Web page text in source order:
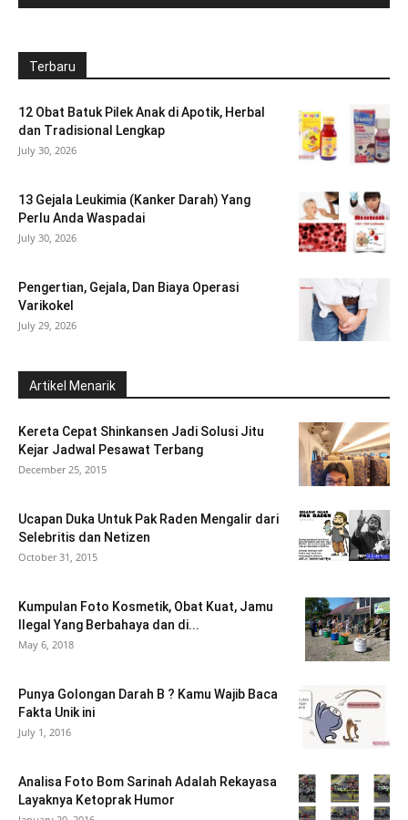
Terbaru
12 Obat Batuk Pilek Anak di Apotik, Herbal
dan Tradisional Lengkap
July 30, 2026
13 Gejala Leukimia (Kanker Darah) Yang
Perlu Anda Waspadai
July 30, 2026
Pengertian, Gejala, Dan Biaya Operasi
Varikokel
July 29, 2026
Artikel Menarik
Kereta Cepat Shinkansen Jadi Solusi Jitu
Kejar Jadwal Pesawat Terbang
December 25, 2015
Ucapan Duka Untuk Pak Raden Mengalir dari
Selebritis dan Netizen
October 31, 2015
Kumpulan Foto Kosmetik, Obat Kuat, Jamu
Ilegal Yang Berbahaya dan di...
May 6, 2018
Punya Golongan Darah B ? Kamu Wajib Baca
Fakta Unik ini
July 1, 2016
Analisa Foto Bom Sarinah Adalah Rekayasa
Layaknya Ketoprak Humor